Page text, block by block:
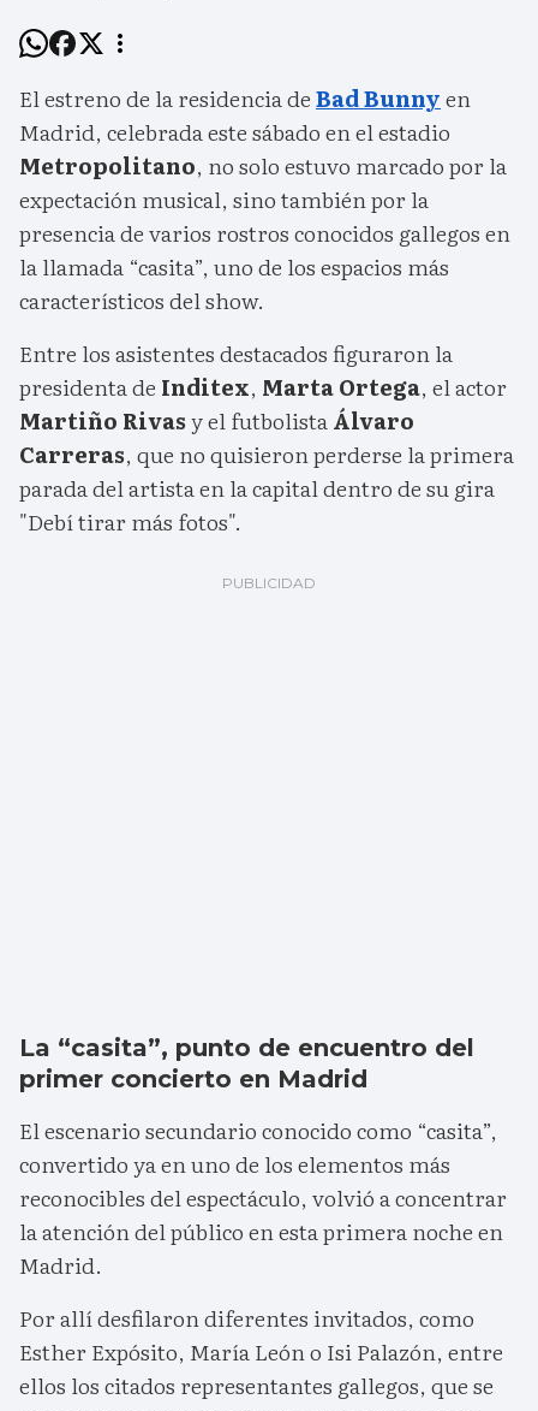
El estreno de la residencia deBad Bunnyen
Madrid, celebrada este sábado en el estadio
Metropolitano, no solo estuvo marcado por la
expectación musical, sino también por la
presencia de varios rostros conocidos gallegos en
la llamada “casita”, uno de los espacios más
característicos del show.
Entre los asistentes destacados figuraron la
presidenta de Inditex, Marta Ortega, el actor
Martiño Rivasy el futbolistaÁlvaro
Carreras, que no quisieron perderse la primera
parada del artista en la capital dentro de su gira
"Debí tirar más fotos".
La “casita”, punto de encuentro del
primer concierto en Madrid
El escenario secundario conocido como “casita”,
convertido ya en uno de los elementos más
reconocibles del espectáculo, volvió a concentrar
la atención del público en esta primera noche en
Madrid.
Por allí desfilaron diferentes invitados, como
Esther Expósito, María León o Isi Palazón, entre
ellos los citados representantes gallegos, que se